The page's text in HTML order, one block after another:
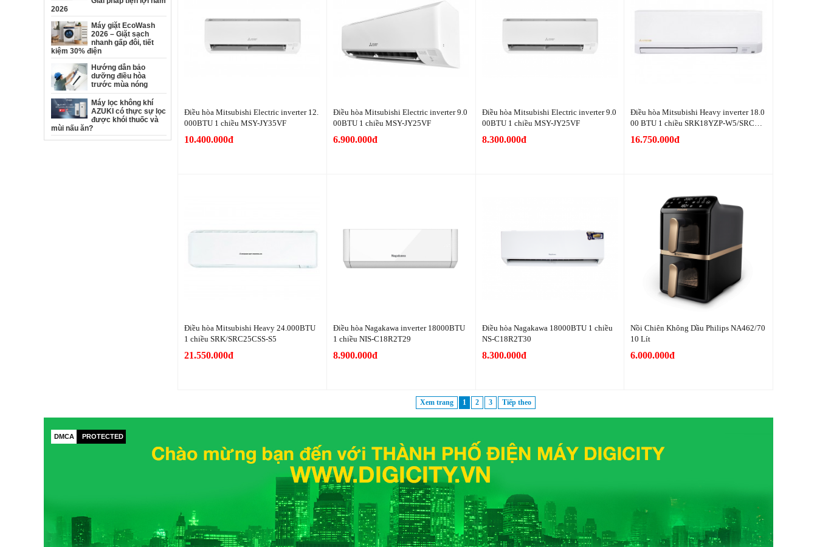
2026
Máy giặt EcoWash
2026 – Giặt sạch
nhanh gấp đôi, tiết
kiệm 30% điện
Hướng dẫn bảo
dưỡng điều hòa
trước mùa nóng
Máy lọc không khí
AZUKI có thực sự lọc
được khói thuốc và
mùi nấu ăn?
Điều hòa Mitsubishi Electric inverter 12.
000BTU 1 chiều MSY-JY35VF
10.400.000đ
Điều hòa Mitsubishi Electric inverter 9.0
00BTU 1 chiều MSY-JY25VF
6.900.000đ
Điều hòa Mitsubishi Electric inverter 9.0
00BTU 1 chiều MSY-JY25VF
8.300.000đ
Điều hòa Mitsubishi Heavy inverter 18.0
00 BTU 1 chiều SRK18YZP-W5/SRC18
YZP-W5
16.750.000đ
Điều hòa Mitsubishi Heavy 24.000BTU
1 chiều SRK/SRC25CSS-S5
21.550.000đ
Điều hòa Nagakawa inverter 18000BTU
1 chiều NIS-C18R2T29
8.900.000đ
Điều hòa Nagakawa 18000BTU 1 chiều
NS-C18R2T30
8.300.000đ
Nồi Chiên Không Dầu Philips NA462/70
10 Lít
6.000.000đ
Xem trang 1 2 3 Tiếp theo
DMCA PROTECTED